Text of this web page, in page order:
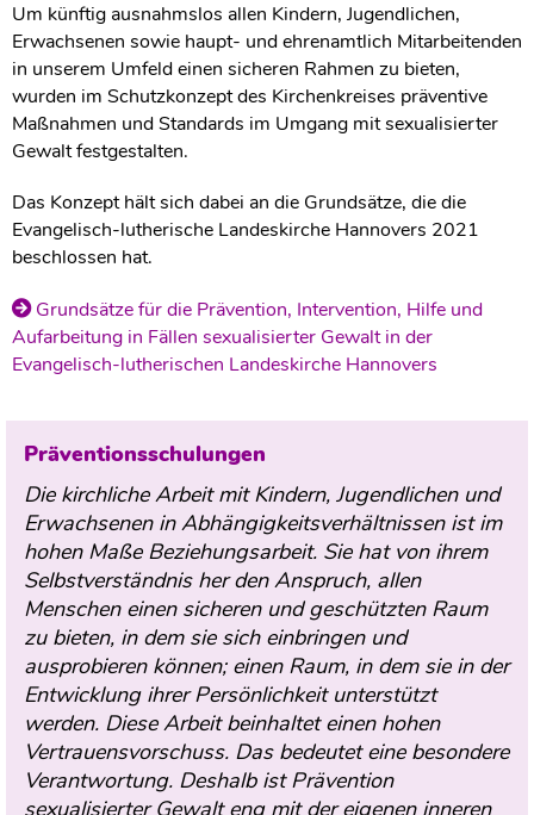
Um künftig ausnahmslos allen Kindern, Jugendlichen,
Erwachsenen sowie haupt- und ehrenamtlich Mitarbeitenden
in unserem Umfeld einen sicheren Rahmen zu bieten,
wurden im Schutzkonzept des Kirchenkreises präventive
Maßnahmen und Standards im Umgang mit sexualisierter
Gewalt festgestalten.
Das Konzept hält sich dabei an die Grundsätze, die die
Evangelisch-lutherische Landeskirche Hannovers 2021
beschlossen hat.
Grundsätze für die Prävention, Intervention, Hilfe und
Aufarbeitung in Fällen sexualisierter Gewalt in der
Evangelisch-lutherischen Landeskirche Hannovers
Präventionsschulungen
Die kirchliche Arbeit mit Kindern, Jugendlichen und
Erwachsenen in Abhängigkeitsverhältnissen ist im
hohen Maße Beziehungsarbeit. Sie hat von ihrem
Selbstverständnis her den Anspruch, allen
Menschen einen sicheren und geschützten Raum
zu bieten, in dem sie sich einbringen und
ausprobieren können; einen Raum, in dem sie in der
Entwicklung ihrer Persönlichkeit unterstützt
werden. Diese Arbeit beinhaltet einen hohen
Vertrauensvorschuss. Das bedeutet eine besondere
Verantwortung. Deshalb ist Prävention
sexualisierter Gewalt eng mit der eigenen inneren